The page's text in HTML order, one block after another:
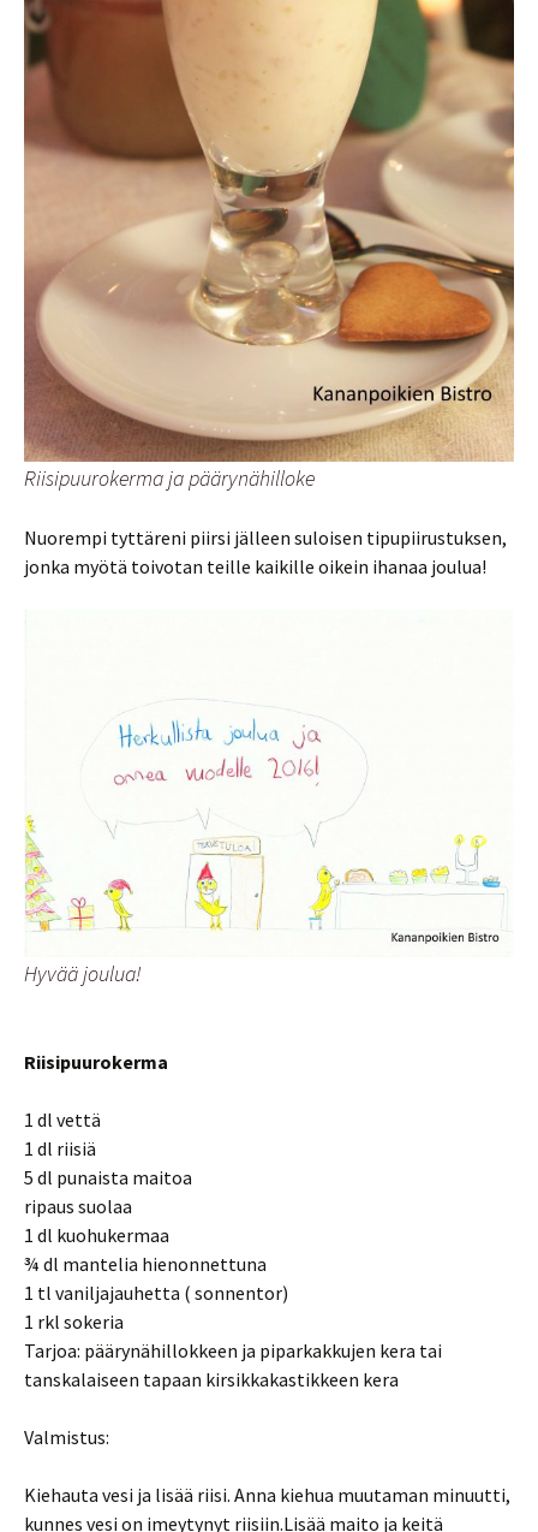
Riisipuurokerma ja päärynähilloke
Nuorempi tyttäreni piirsi jälleen suloisen tipupiirustuksen,
jonka myötä toivotan teille kaikille oikein ihanaa joulua!
Hyvää joulua!
Riisipuurokerma
1 dl vettä
1 dl riisiä
5 dl punaista maitoa
ripaus suolaa
1 dl kuohukermaa
¾ dl mantelia hienonnettuna
1 tl vaniljajauhetta ( sonnentor)
1 rkl sokeria
Tarjoa: päärynähillokkeen ja piparkakkujen kera tai
tanskalaiseen tapaan kirsikkakastikkeen kera
Valmistus:
Kiehauta vesi ja lisää riisi. Anna kiehua muutaman minuutti,
kunnes vesi on imeytynyt riisiin.Lisää maito ja keitä